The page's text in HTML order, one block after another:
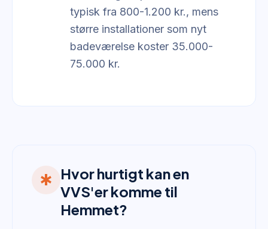
typisk fra 800-1.200 kr., mens
større installationer som nyt
badeværelse koster 35.000-
75.000 kr.
emergency
Hvor hurtigt kan en
VVS'er komme til
Hemmet?